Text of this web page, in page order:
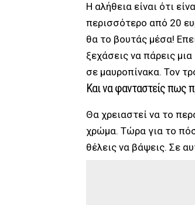
Η αλήθεια είναι ότι
περισσότερο από 20
θα το βουτάς μέσα!
ξεχάσεις να πάρεις
σε μαυροπίνακα. Τον
Και να φανταστείς
Θα χρειαστεί να το
χρώμα. Τώρα για το
θέλεις να βάψεις. Σε